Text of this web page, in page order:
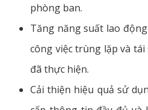
phòng ban.
Tăng năng suất lao
công việc trùng lặp và
đã thực hiện.
Cải thiện hiệu quả sử